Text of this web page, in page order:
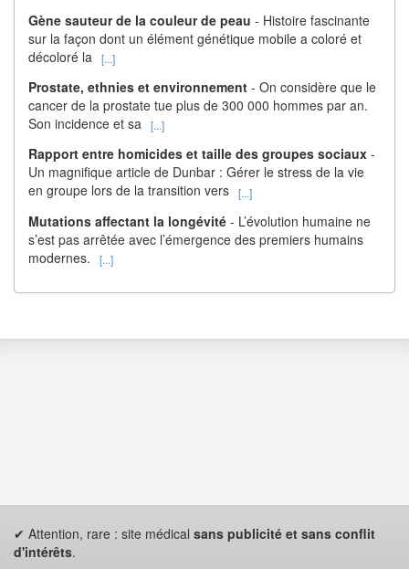
Gène sauteur de la couleur de peau - Histoire fascinante
sur la façon dont un élément génétique mobile a coloré et
décoloré la
[...]
Prostate, ethnies et environnement - On considère que le
cancer de la prostate tue plus de 300 000 hommes par an.
Son incidence et sa [...]
Rapport entre homicides et taille des groupes sociaux -
Un magnifique article de Dunbar : Gérer le stress de la vie
en groupe lors de la transition vers [...]
Mutations affectant la longévité - L’évolution humaine ne
s’est pas arrêtée avec l’émergence des premiers humains
modernes.
[...]
✔ Attention, rare : site médical sans publicité et sans conflit
d'intérêts.